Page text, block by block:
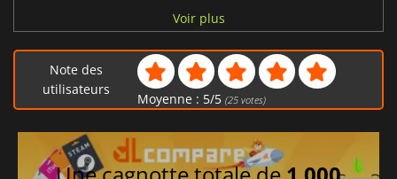
Turc
Allemand
Polonais
Chinois traditionnel
Tchèque
Voir plus
Note des
utilisateurs
Moyenne : 5/5 (25votes)